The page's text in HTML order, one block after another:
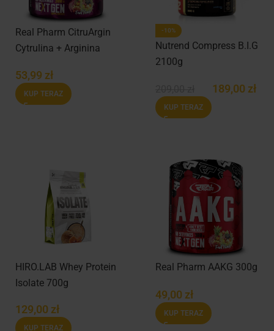
Real Pharm CitruArgin
Cytrulina + Arginina
53,99 zł
KUP TERAZ
-10%
Nutrend Compress B.I.G
2100g
189,00 zł
KUP TERAZ
HIRO.LAB Whey Protein
Isolate 700g
129,00 zł
KUP TERAZ
Real Pharm AAKG 300g
49,00 zł
KUP TERAZ